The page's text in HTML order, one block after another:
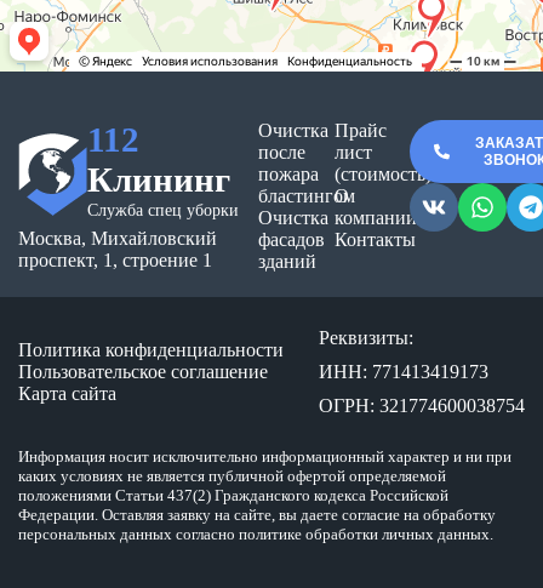
112
Клининг
Служба спец уборки
Москва, Михайловский
проспект, 1, строение 1
Очистка
после
пожара
бластингом
Очистка
фасадов
зданий
Прайс
лист
(стоимость)
О
компании
Контакты
Политика конфиденциальности
Пользовательское соглашение
Карта сайта
Реквизиты:
ИНН: 771413419173
ОГРН: 321774600038754
Информация носит исключительно информационный характер и ни при
каких условиях не является публичной офертой определяемой
положениями Статьи 437(2) Гражданского кодекса Российской
Федерации. Оставляя заявку на сайте, вы даете согласие на обработку
персональных данных согласно политике обработки личных данных.